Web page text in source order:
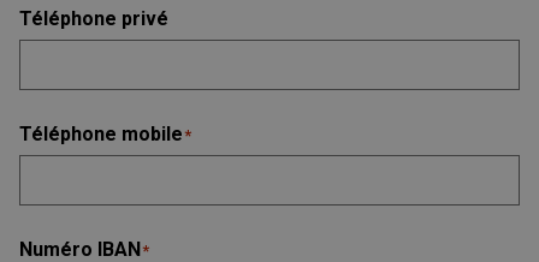
Téléphone privé
Téléphone mobile*
Numéro IBAN*